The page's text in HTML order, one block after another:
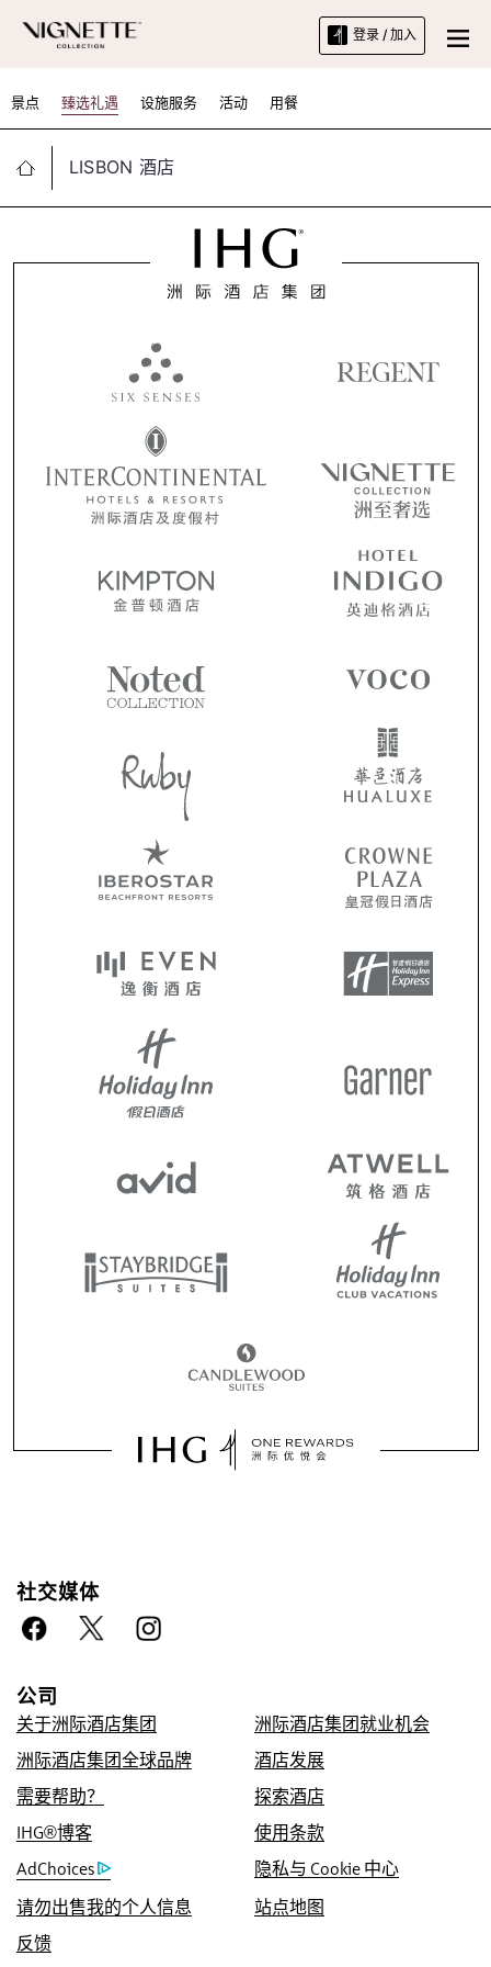
登录 / 加入
景点 臻选礼遇 设施服务 活动 用餐
LISBON 酒店
社交媒体
公司
关于洲际酒店集团
洲际酒店集团就业机会
洲际酒店集团全球品牌
酒店发展
需要帮助？
探索酒店
IHG®博客
使用条款
AdChoices
隐私与 Cookie 中心
请勿出售我的个人信息
站点地图
反馈
优惠价格保证
我们承诺为您提供在线预订的优惠房价，如您发
现其他渠道的更低价，我们将采用该价格，并赠
送您 IHG® One Rewards 优悦会五倍积分，积
分上限为 40,000 点。
在线预订保证
我们保证您成功预订。
不收取任何预订费用
很多旅游网站每次帮助客户预订客房时，都默认